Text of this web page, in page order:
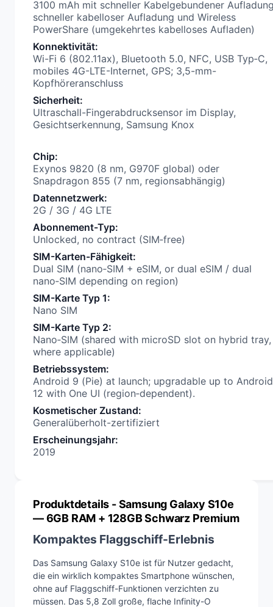
3100 mAh mit schneller Kabelgebundener
schneller kabelloser Aufladung und Wireless
PowerShare (umgekehrtes kabelloses Aufladen)
Konnektivität:
Wi-Fi 6 (802.11ax), Bluetooth 5.0, NFC, USB Typ‑C,
mobiles 4G-LTE-Internet, GPS; 3,5-mm-
Kopfhöreranschluss
Sicherheit:
Ultraschall-Fingerabdrucksensor im Display,
Gesichtserkennung, Samsung Knox
Chip:
Exynos 9820 (8 nm, G970F global) oder
Snapdragon 855 (7 nm, regionsabhängig)
Datennetzwerk:
2G / 3G / 4G LTE
Abonnement-Typ:
Unlocked, no contract (SIM‑free)
SIM-Karten-Fähigkeit:
Dual SIM (nano‑SIM + eSIM, or dual eSIM / dual
nano‑SIM depending on region)
SIM-Karte Typ 1:
Nano SIM
SIM-Karte Typ 2:
Nano‑SIM (shared with microSD slot on hybrid tray,
where applicable)
Betriebssystem:
Android 9 (Pie) at launch; upgradable up to Android
12 with One UI (region‑dependent).
Kosmetischer Zustand:
Generalüberholt-zertifiziert
Erscheinungsjahr:
2019
Produktdetails - Samsung Galaxy S10e
— 6GB RAM + 128GB Schwarz Premium
Kompaktes Flaggschiff-Erlebnis
Das Samsung Galaxy S10e ist für Nutzer gedacht,
die ein wirklich kompaktes Smartphone wünschen,
ohne auf Flaggschiff-Funktionen verzichten zu
müssen. Das 5,8 Zoll große, flache Infinity-O